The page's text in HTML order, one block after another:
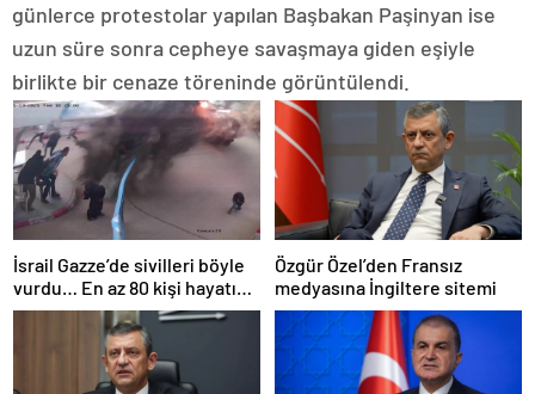
günlerce protestolar yapılan Başbakan Paşinyan ise
uzun süre sonra cepheye savaşmaya giden eşiyle
birlikte bir cenaze töreninde görüntülendi.
İsrail Gazze’de sivilleri böyle
vurdu… En az 80 kişi hayatını
kaybetti
Özgür Özel’den Fransız
medyasına İngiltere sitemi